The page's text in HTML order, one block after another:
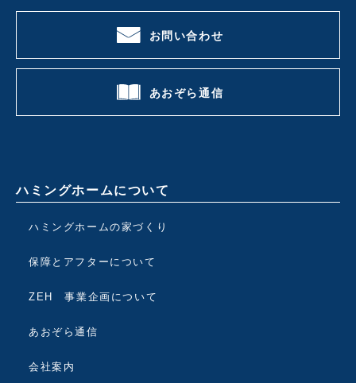
お問い合わせ
あおぞら通信
ハミングホームについて
ハミングホームの家づくり
保障とアフターについて
ZEH 事業企画について
あおぞら通信
会社案内